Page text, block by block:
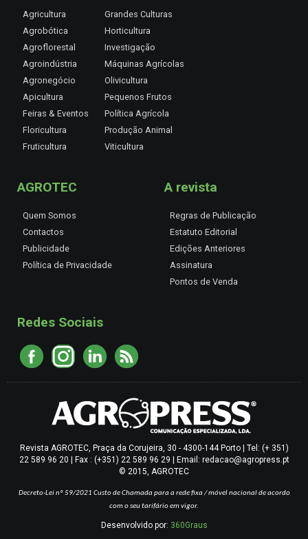
Agricultura
Agrobótica
Agroflorestal
Agroindústria
Agronegócio
Apicultura
Feiras & Eventos
Floricultura
Fruticultura
Grandes Culturas
Horticultura
Investigação
Máquinas Agrícolas
Olivicultura
Pequenos Frutos
Política Agrícola
Produção Animal
Viticultura
AGROTEC
Quem Somos
Contactos
Publicidade
Política de Privacidade
A revista
Regras de Publicação
Estatuto Editorial
Edições Anteriores
Assinatura
Pontos de Venda
Redes Sociais
Revista AGROTEC, Praça da Corujeira, 30 - 4300-144 Porto | Tel: (+ 351)
22 589 96 20 | Fax : (+351) 22 589 96 29 | Email: redacao@agropress.pt
© 2015, AGROTEC
Decreto-Lei nº 59/2021 Custo de Chamada para a rede fixa / móvel nacional de acordo
com o seu tarifário em vigor.
Desenvolvido por: 360Graus